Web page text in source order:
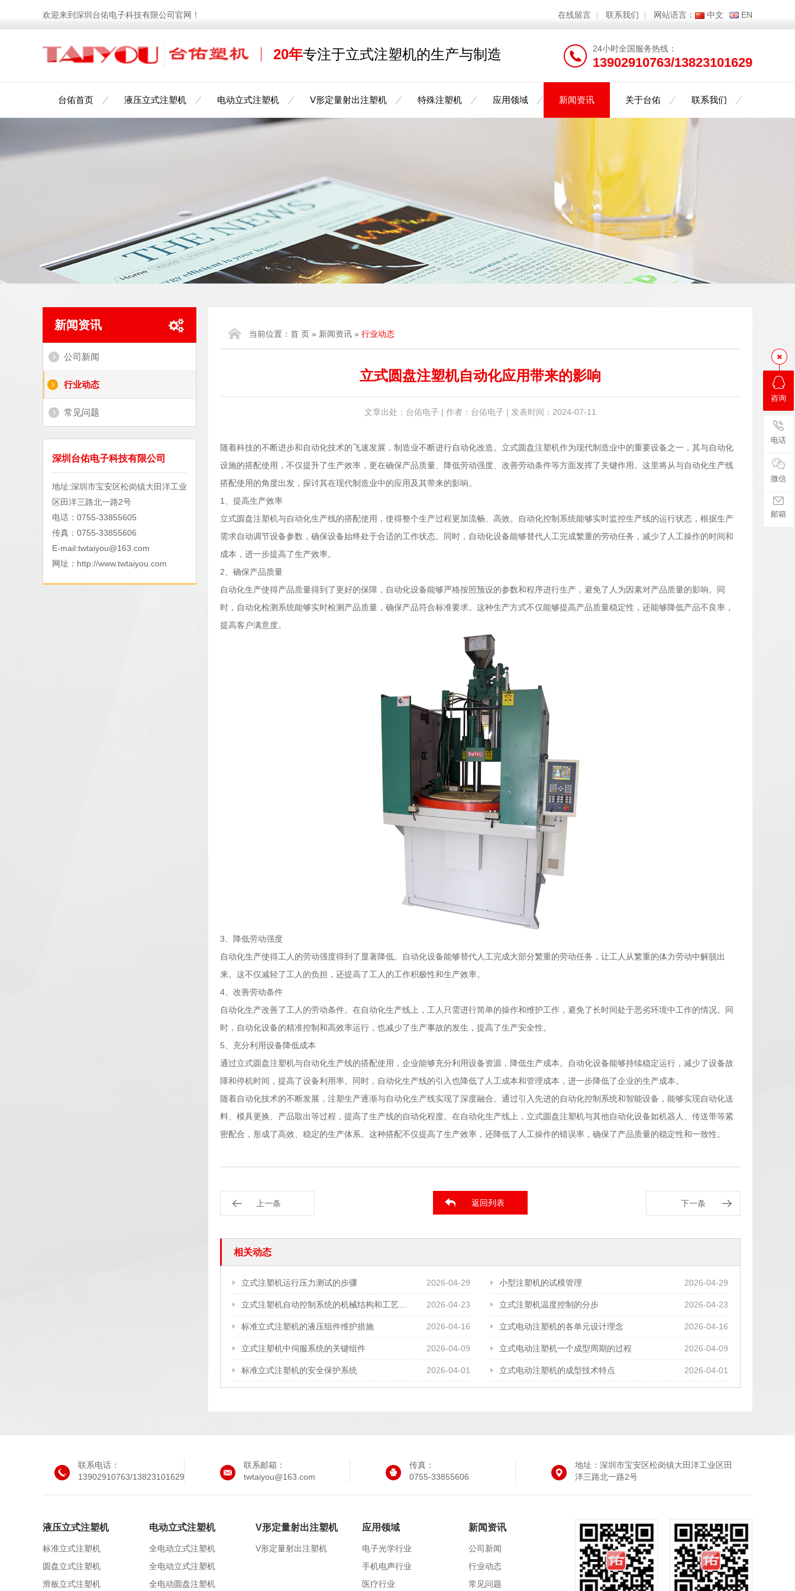
欢迎来到深圳台佑电子科技有限公司官网！ 在线留言 联系我们 网站语言： 中文 EN
20年专注于立式注塑机的生产与制造 24小时全国服务热线：
13902910763/13823101629
台佑首页 液压立式注塑机 电动立式注塑机 V形定量射出注塑机 特殊注塑机 应用领域 新闻资讯 关于台佑 联系我们
新闻资讯
公司新闻
行业动态
常见问题
深圳台佑电子科技有限公司
地址:深圳市宝安区松岗镇大田洋工业
区田洋三路北一路2号
电话：0755-33855605
传真：0755-33855606
E-mail:twtaiyou@163.com
网址： http://www.twtaiyou.com
当前位置： 首 页 » 新闻资讯 » 行业动态
立式圆盘注塑机自动化应用带来的影响
文章出处：台佑电子 | 作者：台佑电子 | 发表时间：2024-07-11
随着科技的不断进步和自动化技术的飞速发展，制造业不断进行自动化改造。立式圆盘注塑机作为现代制造业中的重要设备之一，其与自动化
设施的搭配使用，不仅提升了生产效率，更在确保产品质量、降低劳动强度、改善劳动条件等方面发挥了关键作用。这里将从与自动化生产线
搭配使用的角度出发，探讨其在现代制造业中的应用及其带来的影响。
1、提高生产效率
立式圆盘注塑机与自动化生产线的搭配使用，使得整个生产过程更加流畅、高效。自动化控制系统能够实时监控生产线的运行状态，根据生产
需求自动调节设备参数，确保设备始终处于合适的工作状态。同时，自动化设备能够替代人工完成繁重的劳动任务，减少了人工操作的时间和
成本，进一步提高了生产效率。
2、确保产品质量
自动化生产使得产品质量得到了更好的保障，自动化设备能够严格按照预设的参数和程序进行生产，避免了人为因素对产品质量的影响。同
时，自动化检测系统能够实时检测产品质量，确保产品符合标准要求。这种生产方式不仅能够提高产品质量稳定性，还能够降低产品不良率，
提高客户满意度。
3、降低劳动强度
自动化生产使得工人的劳动强度得到了显著降低。自动化设备能够替代人工完成大部分繁重的劳动任务，让工人从繁重的体力劳动中解脱出
来。这不仅减轻了工人的负担，还提高了工人的工作积极性和生产效率。
4、改善劳动条件
自动化生产改善了工人的劳动条件。在自动化生产线上，工人只需进行简单的操作和维护工作，避免了长时间处于恶劣环境中工作的情况。同
时，自动化设备的精准控制和高效率运行，也减少了生产事故的发生，提高了生产安全性。
5、充分利用设备降低成本
通过立式圆盘注塑机与自动化生产线的搭配使用，企业能够充分利用设备资源，降低生产成本。自动化设备能够持续稳定运行，减少了设备故
障和停机时间，提高了设备利用率。同时，自动化生产线的引入也降低了人工成本和管理成本，进一步降低了企业的生产成本。
随着自动化技术的不断发展，注塑生产逐渐与自动化生产线实现了深度融合。通过引入先进的自动化控制系统和智能设备，能够实现自动化送
料、模具更换、产品取出等过程，提高了生产线的自动化程度。在自动化生产线上，立式圆盘注塑机与其他自动化设备如机器人、传送带等紧
密配合，形成了高效、稳定的生产体系。这种搭配不仅提高了生产效率，还降低了人工操作的错误率，确保了产品质量的稳定性和一致性。
上一条 返回列表 下一条
相关动态
2026-04-29
立式注塑机运行压力测试的步骤 2026-04-29
小型注塑机的试模管理
2026-04-23 2026-04-23
立式注塑机温度控制的分步
2026-04-16
标准立式注塑机的液压组件维护措施 2026-04-16
立式电动注塑机的各单元设计理念
2026-04-09
立式注塑机中伺服系统的关键组件 2026-04-09
立式电动注塑机一个成型周期的过程
2026-04-01
标准立式注塑机的安全保护系统 2026-04-01
立式电动注塑机的成型技术特点
联系电话：
13902910763/13823101629
联系邮箱：
twtaiyou@163.com
传真：
0755-33855606
地址：深圳市宝安区松岗镇大田洋工业区田
洋三路北一路2号
液压立式注塑机
标准立式注塑机
圆盘立式注塑机
滑板立式注塑机
电动立式注塑机
全电动立式注塑机
全电动立式注塑机
全电动圆盘注塑机
V形定量射出注塑机
V形定量射出注塑机
应用领域
电子光学行业
手机电声行业
医疗行业
新闻资讯
公司新闻
行业动态
常见问题
咨询
电话
微信
邮箱